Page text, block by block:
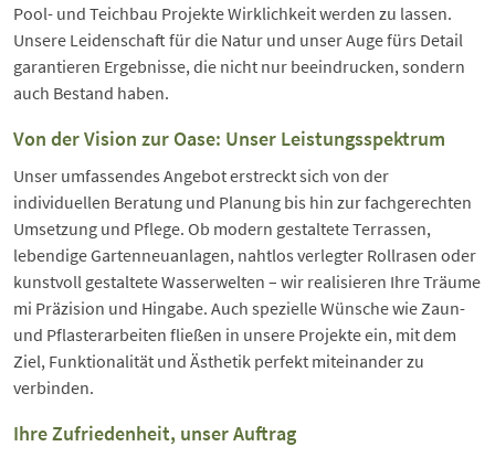
Pool- und Teichbau Projekte Wirklichkeit werden zu lassen.
Unsere Leidenschaft für die Natur und unser Auge fürs Detail
garantieren Ergebnisse, die nicht nur beeindrucken, sondern
auch Bestand haben.
Von der Vision zur Oase: Unser Leistungsspektrum
Unser umfassendes Angebot erstreckt sich von der
individuellen Beratung und Planung bis hin zur fachgerechten
Umsetzung und Pflege. Ob modern gestaltete Terrassen,
lebendige Gartenneuanlagen, nahtlos verlegter Rollrasen oder
kunstvoll gestaltete Wasserwelten – wir realisieren Ihre Träume
mi Präzision und Hingabe. Auch spezielle Wünsche wie Zaun-
und Pflasterarbeiten fließen in unsere Projekte ein, mit dem
Ziel, Funktionalität und Ästhetik perfekt miteinander zu
verbinden.
Ihre Zufriedenheit, unser Auftrag